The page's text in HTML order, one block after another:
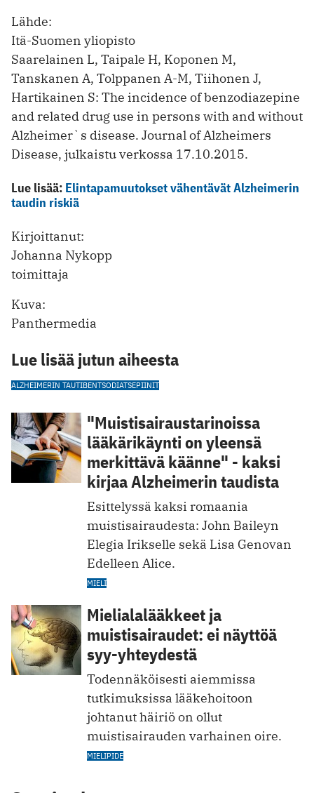
Lähde:
Itä-Suomen yliopisto
Saarelainen L, Taipale H, Koponen M,
Tanskanen A, Tolppanen A-M, Tiihonen J,
Hartikainen S: The incidence of benzodiazepine
and related drug use in persons with and without
Alzheimer`s disease. Journal of Alzheimers
Disease, julkaistu verkossa 17.10.2015.
Lue lisää: Elintapamuutokset vähentävät Alzheimerin
taudin riskiä
Kirjoittanut:
Johanna Nykopp
toimittaja
Kuva:
Panthermedia
Lue lisää jutun aiheesta
ALZHEIMERIN TAUTIBENTSODIATSEPIINIT
"Muistisairaus­tarinoissa
lääkärikäynti on yleensä
merkittävä käänne" - kaksi
kirjaa Alzheimerin taudista
Esittelyssä kaksi romaania
muistisairaudesta: John Baileyn
Elegia Irikselle sekä Lisa Genovan
Edelleen Alice.
MIELI
Mielialalääkkeet ja
muistisairaudet: ei näyttöä
syy-yhteydestä
Todennäköisesti aiemmissa
tutkimuksissa lääkehoitoon
johtanut häiriö on ollut
muistisairauden varhainen oire.
MIELIPIDE